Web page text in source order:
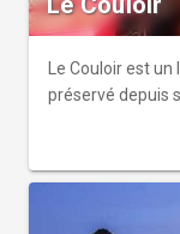
Le Couloir est
préservé depuis